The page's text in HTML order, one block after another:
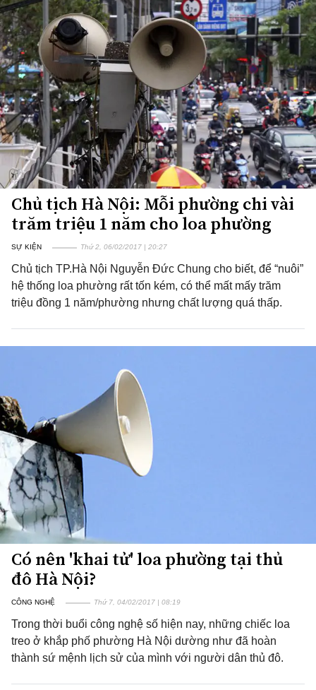
Chủ tịch Hà Nội: Mỗi phường chi vài
trăm triệu 1 năm cho loa phường
SỰ KIỆN Thứ 2, 06/02/2017 | 20:27
Chủ tịch TP.Hà Nội Nguyễn Đức Chung cho biết, để “nuôi”
hệ thống loa phường rất tốn kém, có thể mất mấy trăm
triệu đồng 1 năm/phường nhưng chất lượng quá thấp.
Có nên 'khai tử' loa phường tại thủ
đô Hà Nội?
CÔNG NGHỆ Thứ 7, 04/02/2017 | 08:19
Trong thời buổi công nghệ số hiện nay, những chiếc loa
treo ở khắp phố phường Hà Nội dường như đã hoàn
thành sứ mệnh lịch sử của mình với người dân thủ đô.